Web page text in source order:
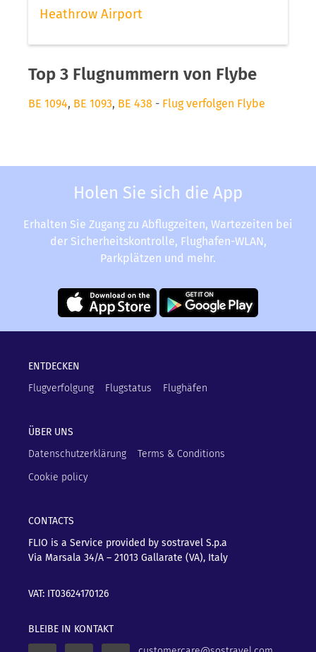
Heathrow Airport
Top 3 Flugnummern von Flybe
BE 1094, BE 1093, BE 438 - Flug verfolgen Flybe
Holen Sie sich die App
Erhalten Sie Zugang zu Abflugzeiten, Wartezeiten bei
der Sicherheitskontrolle, Flughafen-WLAN,
Parkplätzen und mehr.
ENTDECKEN
Flugverfolgung
Flugstatus Flughäfen
ÜBER UNS
Datenschutzerklärung
Terms & Conditions
Cookie policy
CONTACTS
FLIO is a Service provided by sostravel S.p.a
Via Marsala 34/A – 21013 Gallarate (VA), Italy
VAT: IT03624170126
BLEIBE IN KONTAKT